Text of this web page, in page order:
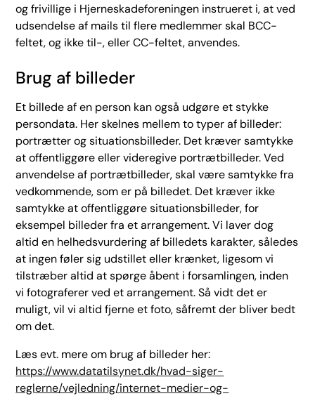
og frivillige i Hjerneskadeforeningen instrueret i, at ved
udsendelse af mails til flere medlemmer skal BCC-
feltet, og ikke til-, eller CC-feltet, anvendes.
Brug af billeder
Et billede af en person kan også udgøre et stykke
persondata. Her skelnes mellem to typer af billeder:
portrætter og situationsbilleder. Det kræver samtykke
at offentliggøre eller videregive portrætbilleder. Ved
anvendelse af portrætbilleder, skal være samtykke fra
vedkommende, som er på billedet. Det kræver ikke
samtykke at offentliggøre situationsbilleder, for
eksempel billeder fra et arrangement. Vi laver dog
altid en helhedsvurdering af billedets karakter, således
at ingen føler sig udstillet eller krænket, ligesom vi
tilstræber altid at spørge åbent i forsamlingen, inden
vi fotograferer ved et arrangement. Så vidt det er
muligt, vil vi altid fjerne et foto, såfremt der bliver bedt
om det.
Læs evt. mere om brug af billeder her:
https://www.datatilsynet.dk/hvad-siger-
reglerne/vejledning/internet-medier-og-